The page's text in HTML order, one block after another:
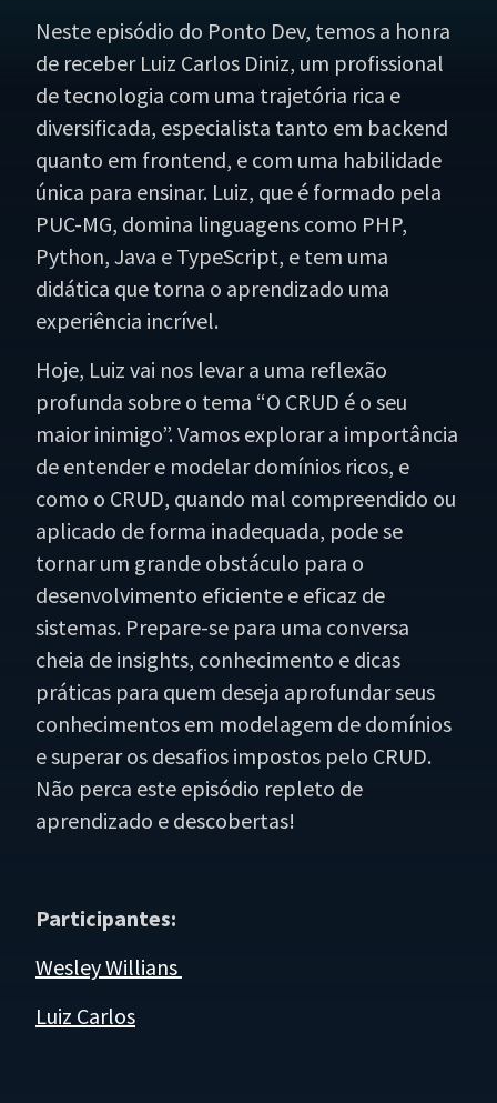
Neste episódio do Ponto Dev, temos a honra
de receber Luiz Carlos Diniz, um profissional
de tecnologia com uma trajetória rica e
diversificada, especialista tanto em backend
quanto em frontend, e com uma habilidade
única para ensinar. Luiz, que é formado pela
PUC-MG, domina linguagens como PHP,
Python, Java e TypeScript, e tem uma
didática que torna o aprendizado uma
experiência incrível.
Hoje, Luiz vai nos levar a uma reflexão
profunda sobre o tema “O CRUD é o seu
maior inimigo”. Vamos explorar a importância
de entender e modelar domínios ricos, e
como o CRUD, quando mal compreendido ou
aplicado de forma inadequada, pode se
tornar um grande obstáculo para o
desenvolvimento eficiente e eficaz de
sistemas. Prepare-se para uma conversa
cheia de insights, conhecimento e dicas
práticas para quem deseja aprofundar seus
conhecimentos em modelagem de domínios
e superar os desafios impostos pelo CRUD.
Não perca este episódio repleto de
aprendizado e descobertas!
Participantes:
Wesley Willians
Luiz Carlos